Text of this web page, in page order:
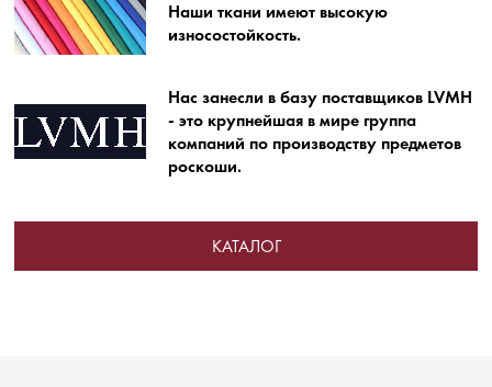
Наши ткани имеют высокую
износостойкость.
Нас занесли в базу поставщиков LVMH
- это крупнейшая в мире группа
компаний по производству предметов
роскоши.
КАТАЛОГ